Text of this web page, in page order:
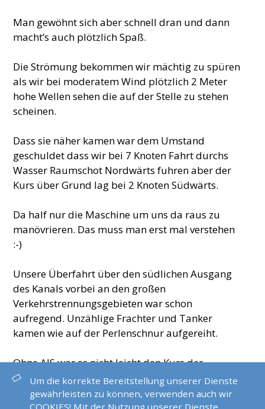
Man gewöhnt sich aber schnell dran und dann
macht’s auch plötzlich Spaß.
Die Strömung bekommen wir mächtig zu spüren
als wir bei moderatem Wind plötzlich 2 Meter
hohe Wellen sehen die auf der Stelle zu stehen
scheinen.
Dass sie näher kamen war dem Umstand
geschuldet dass wir bei 7 Knoten Fahrt durchs
Wasser Raumschot Nordwärts fuhren aber der
Kurs über Grund lag bei 2 Knoten Südwärts.
Da half nur die Maschine um uns da raus zu
manövrieren. Das muss man erst mal verstehen
:-)
Unsere Überfahrt über den südlichen Ausgang
des Kanals vorbei an den großen
Verkehrstrennungsgebieten war schon
aufregend. Unzählige Frachter und Tanker
kamen wie auf der Perlenschnur aufgereiht.
Ohne AIS war es nicht leicht den Kurs der
Ozeanriesen richtig einzuschätzen. Bei diesigem
Wetter fuhren wir bei den Needels in den Solent.
Um die korrekte Bereitstellung unserer Dienste
gewährleisten zu können, verwenden auch wir
COOKIES! Mit der Nutzung unserer Dienste